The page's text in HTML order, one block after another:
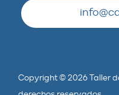
Copyright © 2026 Taller